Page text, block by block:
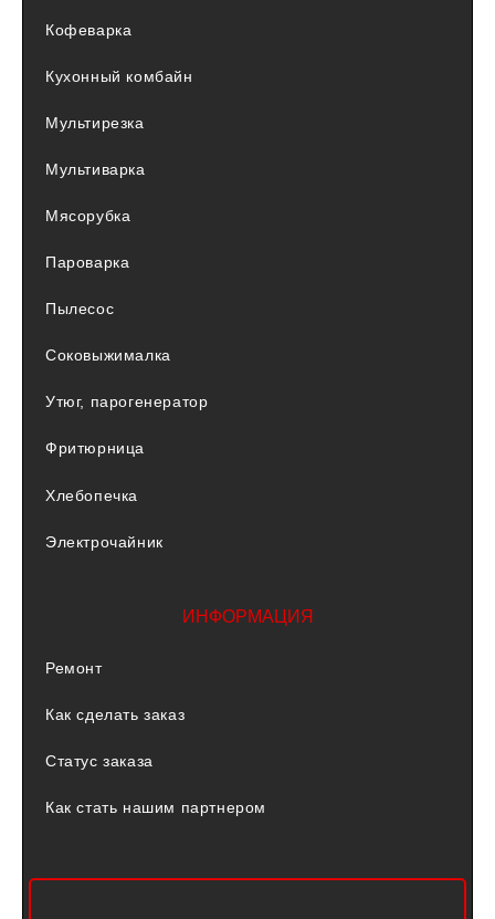
Кофеварка
Кухонный комбайн
Мультирезка
Мультиварка
Мясорубка
Пароварка
Пылесос
Соковыжималка
Утюг, парогенератор
Фритюрница
Хлебопечка
Электрочайник
ИНФОРМАЦИЯ
Ремонт
Как сделать заказ
Статус заказа
Как стать нашим партнером